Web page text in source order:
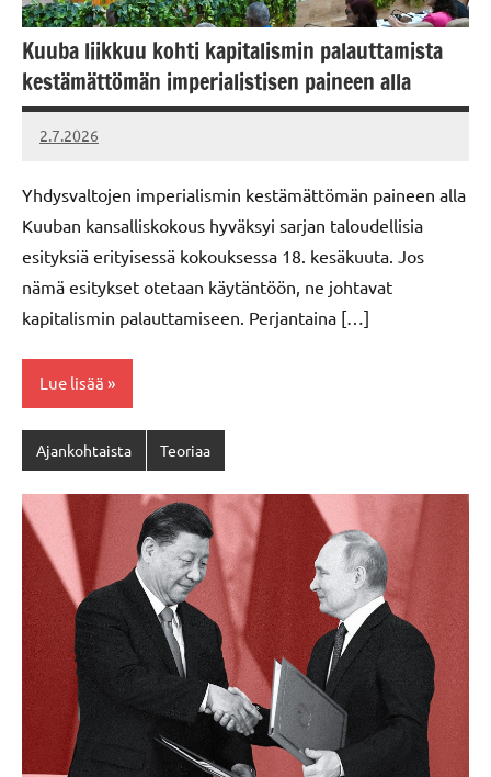
Kuuba liikkuu kohti kapitalismin palauttamista
kestämättömän imperialistisen paineen alla
2.7.2026
Vallankumous
Yhdysvaltojen imperialismin kestämättömän paineen alla
Kuuban kansalliskokous hyväksyi sarjan taloudellisia
esityksiä erityisessä kokouksessa 18. kesäkuuta. Jos
nämä esitykset otetaan käytäntöön, ne johtavat
kapitalismin palauttamiseen. Perjantaina […]
Lue lisää
Ajankohtaista Teoriaa